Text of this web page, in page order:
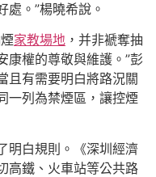
處。”楊曉希說。
家教場地 ，并非褫奪抽
康權的尊敬與維護。”彭
且有需要明白將路況關
一列為禁煙區，讓控煙
明白規則。《深圳經濟
高鐵、火車站等公共路